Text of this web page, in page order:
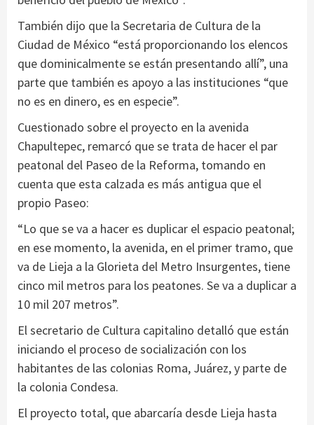
También dijo que la Secretaria de Cultura de la
Ciudad de México “está proporcionando los elencos
que dominicalmente se están presentando allí”, una
parte que también es apoyo a las instituciones “que
no es en dinero, es en especie”.
Cuestionado sobre el proyecto en la avenida
Chapultepec, remarcó que se trata de hacer el par
peatonal del Paseo de la Reforma, tomando en
cuenta que esta calzada es más antigua que el
propio Paseo:
“Lo que se va a hacer es duplicar el espacio peatonal;
en ese momento, la avenida, en el primer tramo, que
va de Lieja a la Glorieta del Metro Insurgentes, tiene
cinco mil metros para los peatones. Se va a duplicar a
10 mil 207 metros”.
El secretario de Cultura capitalino detalló que están
iniciando el proceso de socialización con los
habitantes de las colonias Roma, Juárez, y parte de
la colonia Condesa.
El proyecto total, que abarcaría desde Lieja hasta